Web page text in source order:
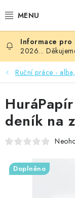
na
NOVINKY
HURÁ DÍLNA
VŠECHNO ZBOŽÍ
KNIHAŘSKÝ
OBLÍBENÉ ♥️
2026...
Ruční práce -
deník na
Doplněno